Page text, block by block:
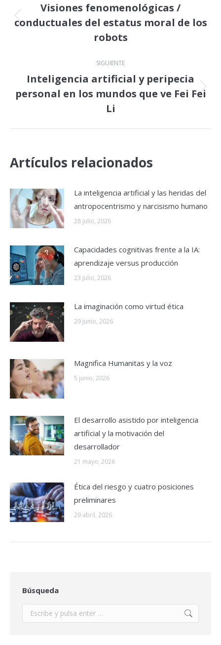
entre
publicaciones
Publicación
anterior:
Visiones fenomenológicas /
conductuales del estatus moral de los
robots
SIGUIENTE
Publicación
siguiente:
Inteligencia artificial y peripecia
personal en los mundos que ve Fei Fei
Li
Artículos relacionados
La inteligencia artificial y las heridas del
antropocentrismo y narcisismo humano
28 julio, 2026
Capacidades cognitivas frente a la IA:
aprendizaje versus producción
23 julio, 2026
La imaginación como virtud ética
29 junio, 2026
Magnifica Humanitas y la voz
5 junio, 2026
El desarrollo asistido por inteligencia
artificial y la motivación del
desarrollador
21 mayo, 2026
Ética del riesgo y cuatro posiciones
preliminares
29 abril, 2026
Búsqueda
Buscar: